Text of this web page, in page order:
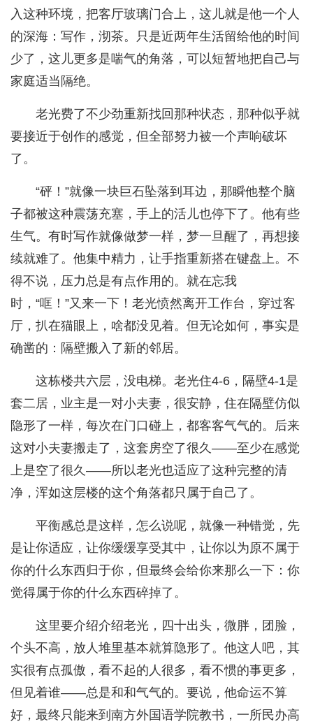
入这种环境，把客厅玻璃门合上，这儿就是他一个人
的深海：写作，沏茶。只是近两年生活留给他的时间
少了，这儿更多是喘气的角落，可以短暂地把自己与
家庭适当隔绝。
老光费了不少劲重新找回那种状态，那种似乎就
要接近于创作的感觉，但全部努力被一个声响破坏
了。
“砰！”就像一块巨石坠落到耳边，那瞬他整个脑
子都被这种震荡充塞，手上的活儿也停下了。他有些
生气。有时写作就像做梦一样，梦一旦醒了，再想接
续就难了。他集中精力，让手指重新搭在键盘上。不
得不说，压力总是有点作用的。就在忘我
时，“哐！”又来一下！老光愤然离开工作台，穿过客
厅，扒在猫眼上，啥都没见着。但无论如何，事实是
确凿的：隔壁搬入了新的邻居。
这栋楼共六层，没电梯。老光住4-6，隔壁4-1是
套二居，业主是一对小夫妻，很安静，住在隔壁仿似
隐形了一样，每次在门口碰上，都客客气气的。后来
这对小夫妻搬走了，这套房空了很久——至少在感觉
上是空了很久——所以老光也适应了这种完整的清
净，浑如这层楼的这个角落都只属于自己了。
平衡感总是这样，怎么说呢，就像一种错觉，先
是让你适应，让你缓缓享受其中，让你以为原不属于
你的什么东西归于你，但最终会给你来那么一下：你
觉得属于你的什么东西碎掉了。
这里要介绍介绍老光，四十出头，微胖，团脸，
个头不高，放人堆里基本就算隐形了。他这人吧，其
实很有点孤傲，看不起的人很多，看不惯的事更多，
但见着谁——总是和和气气的。要说，他命运不算
好，最终只能来到南方外国语学院教书，一所民办高